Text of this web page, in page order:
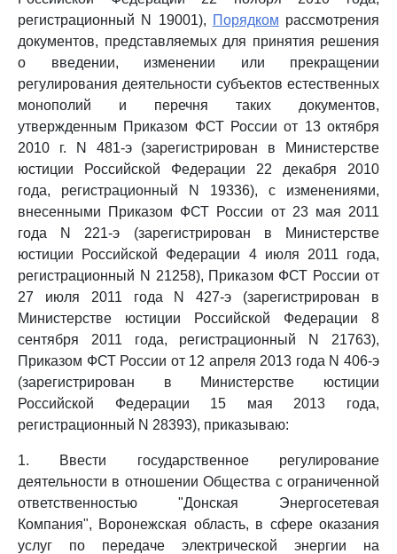
регистрационный N 19001), Порядком рассмотрения
документов, представляемых для принятия решения
о введении, изменении или прекращении
регулирования деятельности субъектов естественных
монополий и перечня таких документов,
утвержденным Приказом ФСТ России от 13 октября
2010 г. N 481-э (зарегистрирован в Министерстве
юстиции Российской Федерации 22 декабря 2010
года, регистрационный N 19336), с изменениями,
внесенными Приказом ФСТ России от 23 мая 2011
года N 221-э (зарегистрирован в Министерстве
юстиции Российской Федерации 4 июля 2011 года,
регистрационный N 21258), Приказом ФСТ России от
27 июля 2011 года N 427-э (зарегистрирован в
Министерстве юстиции Российской Федерации 8
сентября 2011 года, регистрационный N 21763),
Приказом ФСТ России от 12 апреля 2013 года N 406-э
(зарегистрирован в Министерстве юстиции
Российской Федерации 15 мая 2013 года,
регистрационный N 28393), приказываю:
1. Ввести государственное регулирование
деятельности в отношении Общества с ограниченной
ответственностью "Донская Энергосетевая
Компания", Воронежская область, в сфере оказания
услуг по передаче электрической энергии на